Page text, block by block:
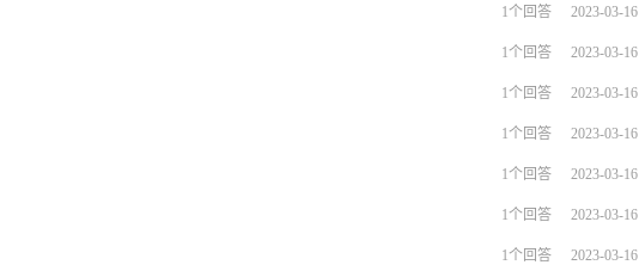
1个回答 2023-03-16
1个回答 2023-03-16
1个回答 2023-03-16
1个回答 2023-03-16
1个回答 2023-03-16
1个回答 2023-03-16
1个回答 2023-03-16